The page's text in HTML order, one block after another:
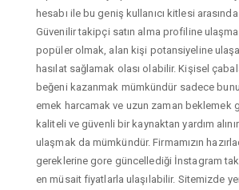
hesabı ile bu geniş kullanıcı kitlesi
Güvenilir takipçi satın alma profiline
popüler olmak, alan kişi potansiyeline
hasılat sağlamak olası olabilir. Kişisel
beğeni kazanmak mümkündür sadece
emek harcamak ve uzun zaman beklemek
kaliteli ve güvenli bir kaynaktan yardım
ulaşmak da mümkündür. Firmamızın
gereklerine gore güncellediği İnstagram
en müsait fiyatlarla ulaşılabilir. Sitemizde